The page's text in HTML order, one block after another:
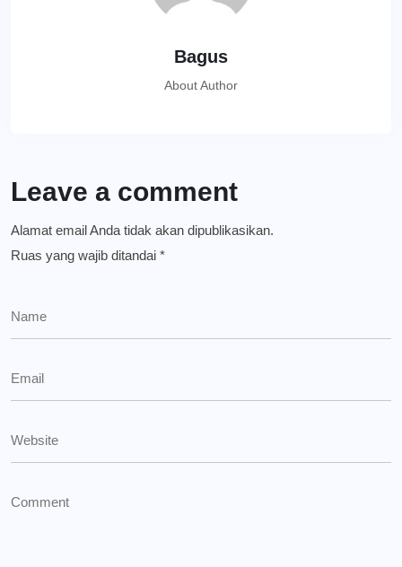
Bagus
About Author
Leave a comment
Alamat email Anda tidak akan dipublikasikan.
Ruas yang wajib ditandai *